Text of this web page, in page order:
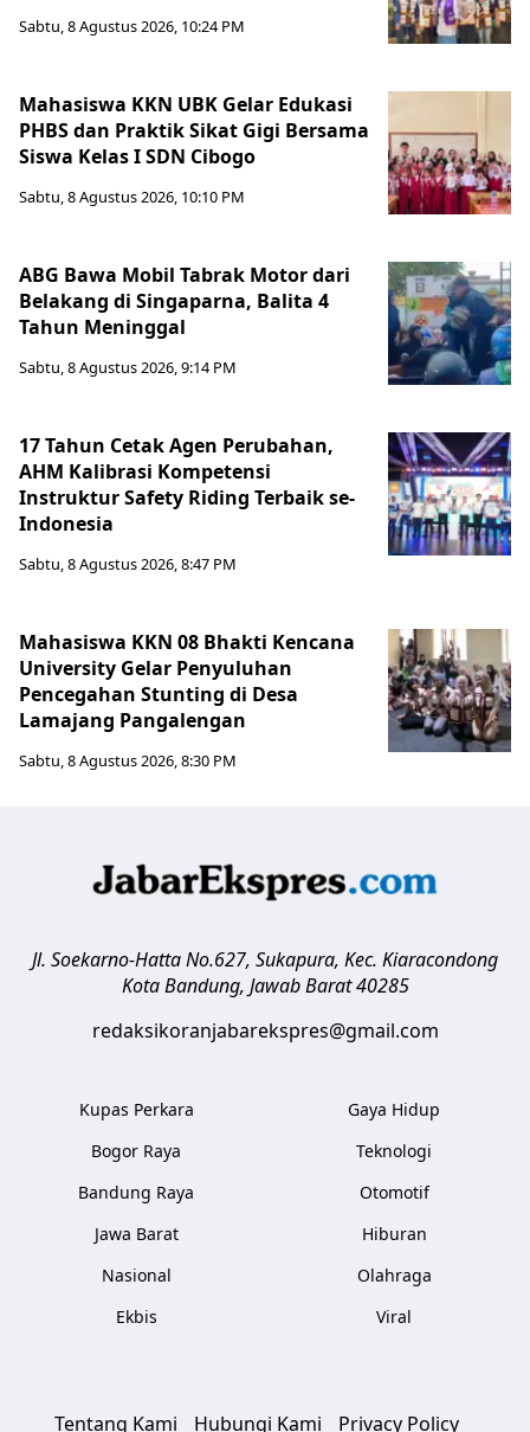
Sabtu, 8 Agustus 2026, 10:24 PM
Mahasiswa KKN UBK Gelar Edukasi
PHBS dan Praktik Sikat Gigi Bersama
Siswa Kelas I SDN Cibogo
Sabtu, 8 Agustus 2026, 10:10 PM
ABG Bawa Mobil Tabrak Motor dari
Belakang di Singaparna, Balita 4
Tahun Meninggal
Sabtu, 8 Agustus 2026, 9:14 PM
17 Tahun Cetak Agen Perubahan,
AHM Kalibrasi Kompetensi
Instruktur Safety Riding Terbaik se-
Indonesia
Sabtu, 8 Agustus 2026, 8:47 PM
Mahasiswa KKN 08 Bhakti Kencana
University Gelar Penyuluhan
Pencegahan Stunting di Desa
Lamajang Pangalengan
Sabtu, 8 Agustus 2026, 8:30 PM
Jl. Soekarno-Hatta No.627, Sukapura, Kec. Kiaracondong
Kota Bandung, Jawab Barat 40285
redaksikoranjabarekspres@gmail.com
Kupas Perkara
Bogor Raya
Bandung Raya
Jawa Barat
Nasional
Ekbis
Gaya Hidup
Teknologi
Otomotif
Hiburan
Olahraga
Viral
Tentang Kami Hubungi Kami Privacy Policy